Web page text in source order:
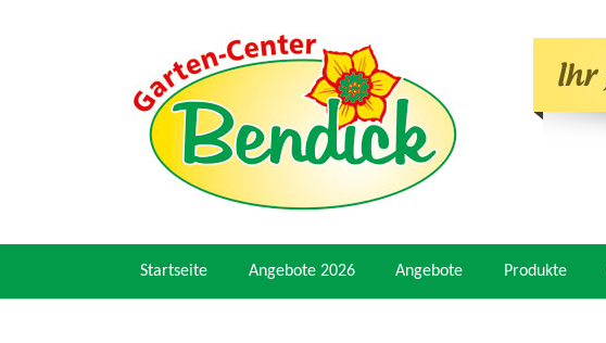
Startseite Angebote 2026 Angebote Produkte